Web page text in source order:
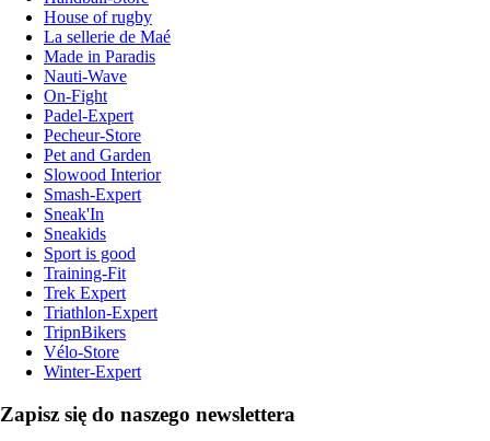
House of rugby
La sellerie de Maé
Made in Paradis
Nauti-Wave
On-Fight
Padel-Expert
Pecheur-Store
Pet and Garden
Slowood Interior
Smash-Expert
Sneak'In
Sneakids
Sport is good
Training-Fit
Trek Expert
Triathlon-Expert
TripnBikers
Vélo-Store
Winter-Expert
Zapisz się do naszego newslettera